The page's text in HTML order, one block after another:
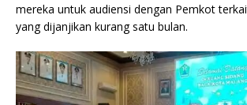
mereka untuk audiensi dengan Pemkot
yang dijanjikan kurang satu bulan.